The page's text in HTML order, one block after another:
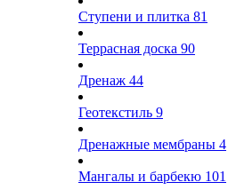
Ступени и плитка 81
Террасная доска 90
Дренаж 44
Геотекстиль 9
Дренажные мембраны 4
Мангалы и барбекю 101